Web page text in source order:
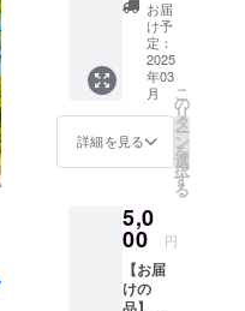
醸造所への
研修を進め
ながら、
2018年冬に
をスター
AMAKUSA
SONAR
BEER合同会
礼の
メール
をお送
りいた
しま
す。 お
一人様
何口で
もご支
だけま
す。
AMAK
USA
SONAR
お届
け予
定：
2025
年03
月
詳細を見る
こ
の
リ
タ
ー
ン
を
選
択
す
る
5,0
00 円
【お届
けの